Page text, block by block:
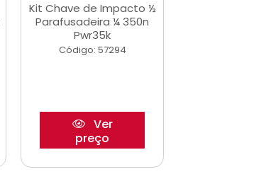
Kit Chave de Impacto ½
Parafusadeira ¼ 350n
Pwr35k
Código: 57294
Ver
preço